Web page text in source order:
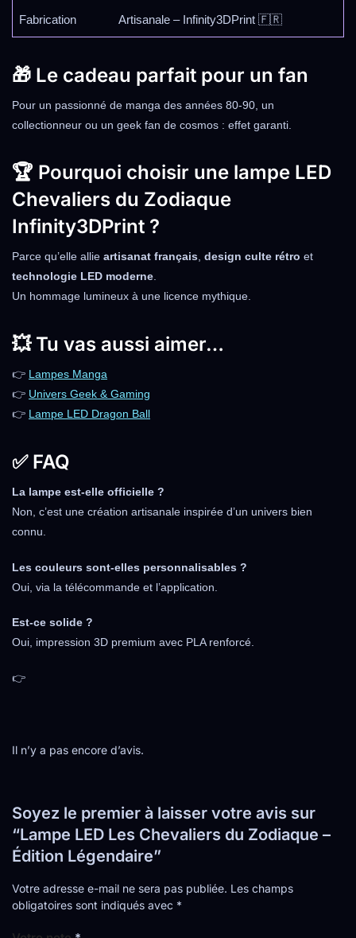
Fabrication Artisanale – Infinity3DPrint 🇫🇷
🎁 Le cadeau parfait pour un fan
Pour un passionné de manga des années 80-90, un
collectionneur ou un geek fan de cosmos : effet garanti.
🏆 Pourquoi choisir une lampe LED
Chevaliers du Zodiaque
Infinity3DPrint ?
Parce qu’elle allie artisanat français, design culte rétro et
technologie LED moderne.
Un hommage lumineux à une licence mythique.
💥 Tu vas aussi aimer…
👉 Lampes Manga
👉 Univers Geek & Gaming
👉 Lampe LED Dragon Ball
✅ FAQ
La lampe est-elle officielle ?
Non, c’est une création artisanale inspirée d’un univers bien
connu.
Les couleurs sont-elles personnalisables ?
Oui, via la télécommande et l’application.
Est-ce solide ?
Oui, impression 3D premium avec PLA renforcé.
👉
Il n’y a pas encore d’avis.
Soyez le premier à laisser votre avis sur
“Lampe LED Les Chevaliers du Zodiaque –
Édition Légendaire”
Votre adresse e-mail ne sera pas publiée. Les champs
obligatoires sont indiqués avec *